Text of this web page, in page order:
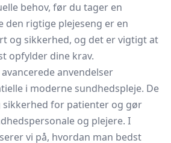
behov, før du tager en
den rigtige plejeseng er en
og sikkerhed, og det er vigtigt at
opfylder dine krav.
anvendelser
i moderne sundhedspleje. De
for patienter og gør
og plejere. I
vi på, hvordan man bedst